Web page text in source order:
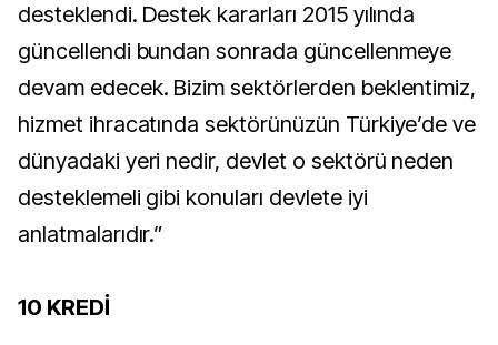
desteklendi. Destek kararları 2015 yılında
güncellendi bundan sonrada güncellenmeye
devam edecek. Bizim sektörlerden beklentimiz,
hizmet ihracatında sektörünüzün Türkiye’de ve
dünyadaki yeri nedir, devlet o sektörü neden
desteklemeli gibi konuları devlete iyi
anlatmalarıdır.”
10 KREDİ